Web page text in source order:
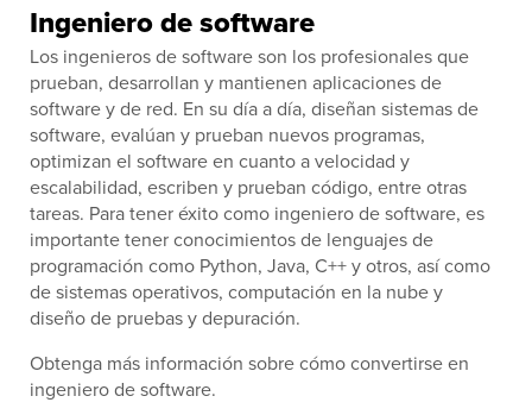
Ingeniero de software
Los ingenieros de software son los profesionales que
prueban, desarrollan y mantienen aplicaciones de
software y de red. En su día a día, diseñan sistemas de
software, evalúan y prueban nuevos programas,
optimizan el software en cuanto a velocidad y
escalabilidad, escriben y prueban código, entre otras
tareas. Para tener éxito como ingeniero de software, es
importante tener conocimientos de lenguajes de
programación como Python, Java, C++ y otros, así como
de sistemas operativos, computación en la nube y
diseño de pruebas y depuración.
Obtenga más información sobre cómo convertirse en
ingeniero de software.